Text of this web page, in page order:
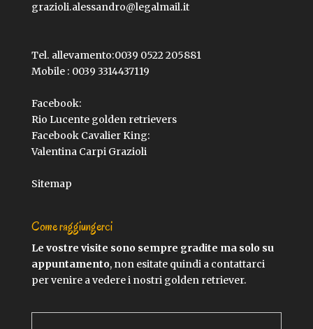
grazioli.alessandro@legalmail.it
Tel. allevamento:0039 0522 205881
Mobile : 0039 3314437119
Facebook:
Rio Lucente golden retrievers
Facebook Cavalier King:
Valentina Carpi Grazioli
Sitemap
Come raggiungerci
Le vostre visite sono sempre gradite ma solo su
appuntamento, non esitate quindi a contattarci
per venire a vedere i nostri golden retriever.